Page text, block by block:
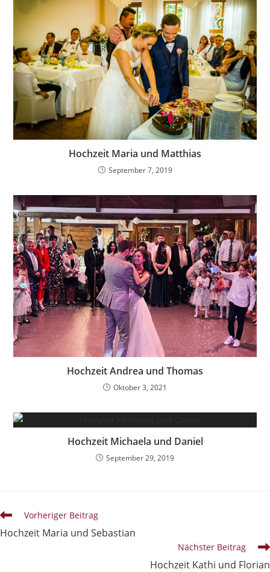
Hochzeit Maria und Matthias
September 7, 2019
Hochzeit Andrea und Thomas
Oktober 3, 2021
Hochzeit Michaela und Daniel
September 29, 2019
Vorheriger Beitrag
Hochzeit Maria und Sebastian
Nächster Beitrag
Hochzeit Kathi und Florian